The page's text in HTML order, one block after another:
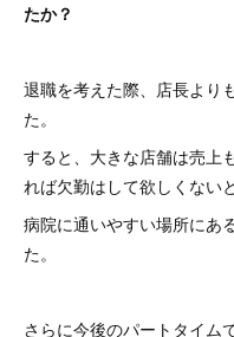
たか？
退職を考えた際、店長より
た。
すると、大きな店舗は売上
れば欠勤はして欲しくない
病院に通いやすい場所にあ
た。
さらに今後のパートタイム